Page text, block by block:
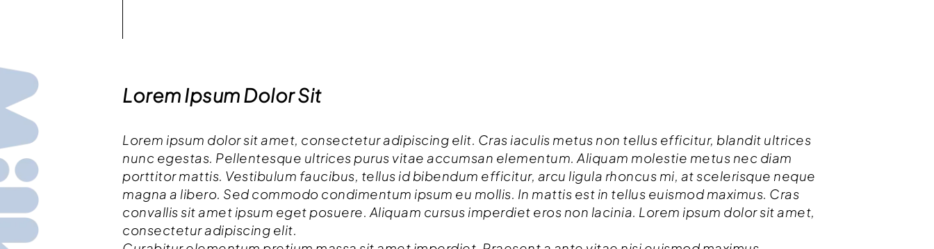
Lorem Ipsum Dolor Sit
Lorem ipsum dolor sit amet, consectetur adipiscing elit. Cras iaculis metus non tellus efficitur, blandit ultrices
nunc egestas. Pellentesque ultrices purus vitae accumsan elementum. Aliquam molestie metus nec diam
porttitor mattis. Vestibulum faucibus, tellus id bibendum efficitur, arcu ligula rhoncus mi, at scelerisque neque
magna a libero. Sed commodo condimentum ipsum eu mollis. In mattis est in tellus euismod maximus. Cras
convallis sit amet ipsum eget posuere. Aliquam cursus imperdiet eros non lacinia. Lorem ipsum dolor sit amet,
consectetur adipiscing elit.